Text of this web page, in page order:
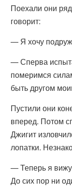
Поехали они
говорит:
— Я хочу
— Сперва
померимся
быть другом
Пустили они
вперед. Потом
Джигит
лопатки.
— Теперь я
До сих пор ни